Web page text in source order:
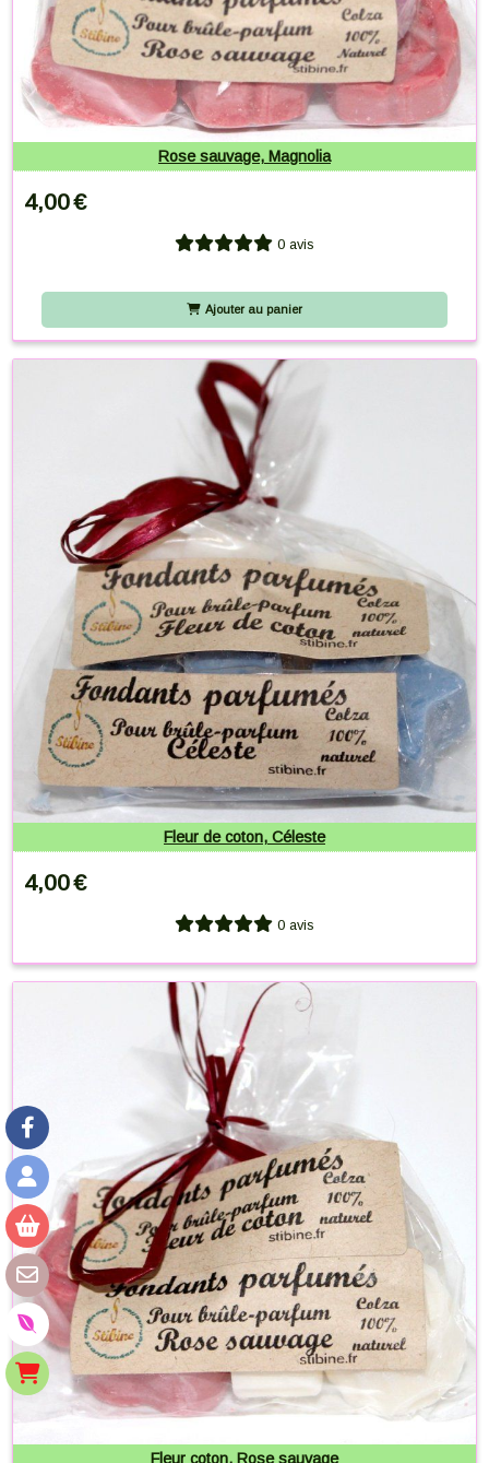
Rose sauvage, Magnolia
4,00€
0 avis
Ajouter au panier
Fleur de coton, Céleste
4,00€
0 avis
Fleur coton, Rose sauvage